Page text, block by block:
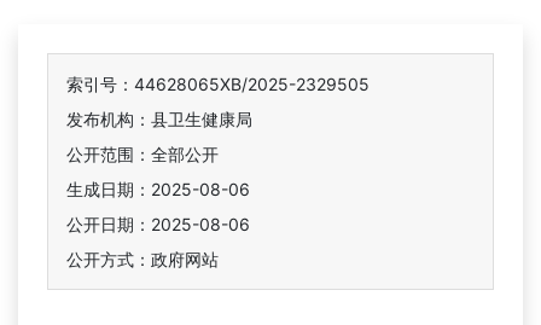
索引号：44628065XB/2025-2329505
发布机构：县卫生健康局
公开范围：全部公开
生成日期：2025-08-06
公开日期：2025-08-06
公开方式：政府网站